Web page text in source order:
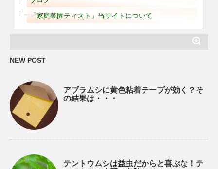
「家庭菜園ティスト」当サイトについて
NEW POST
アブラムシに黄色粘着テープが効く？そ
の結果は・・・
テントウムシは益虫だからと喜ぶな！テ